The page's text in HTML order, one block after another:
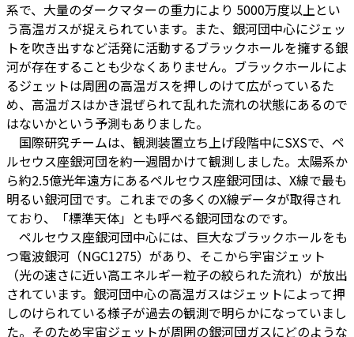
系で、大量のダークマターの重力により 5000万度以上とい
う高温ガスが捉えられています。また、銀河団中心にジェッ
トを吹き出すなど活発に活動するブラックホールを擁する銀
河が存在することも少なくありません。ブラックホールによ
るジェットは周囲の高温ガスを押しのけて広がっているた
め、高温ガスはかき混ぜられて乱れた流れの状態にあるので
はないかという予測もありました。
国際研究チームは、観測装置立ち上げ段階中にSXSで、ペ
ルセウス座銀河団を約一週間かけて観測しました。太陽系か
ら約2.5億光年遠方にあるペルセウス座銀河団は、X線で最も
明るい銀河団です。これまでの多くのX線データが取得され
ており、「標準天体」とも呼べる銀河団なのです。
ペルセウス座銀河団中心には、巨大なブラックホールをも
つ電波銀河（NGC1275）があり、そこから宇宙ジェット
（光の速さに近い高エネルギー粒子の絞られた流れ）が放出
されています。銀河団中心の高温ガスはジェットによって押
しのけられている様子が過去の観測で明らかになっていまし
た。そのため宇宙ジェットが周囲の銀河団ガスにどのような